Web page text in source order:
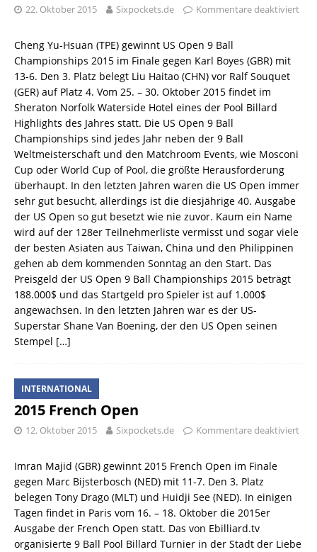
22. Oktober 2015 Sixpockets.de Kommentare deaktiviert
Cheng Yu-Hsuan (TPE) gewinnt US Open 9 Ball
Championships 2015 im Finale gegen Karl Boyes (GBR) mit
13-6. Den 3. Platz belegt Liu Haitao (CHN) vor Ralf Souquet
(GER) auf Platz 4. Vom 25. – 30. Oktober 2015 findet im
Sheraton Norfolk Waterside Hotel eines der Pool Billard
Highlights des Jahres statt. Die US Open 9 Ball
Championships sind jedes Jahr neben der 9 Ball
Weltmeisterschaft und den Matchroom Events, wie Mosconi
Cup oder World Cup of Pool, die größte Herausforderung
überhaupt. In den letzten Jahren waren die US Open immer
sehr gut besucht, allerdings ist die diesjährige 40. Ausgabe
der US Open so gut besetzt wie nie zuvor. Kaum ein Name
wird auf der 128er Teilnehmerliste vermisst und sogar viele
der besten Asiaten aus Taiwan, China und den Philippinen
gehen ab dem kommenden Sonntag an den Start. Das
Preisgeld der US Open 9 Ball Championships 2015 beträgt
188.000$ und das Startgeld pro Spieler ist auf 1.000$
angewachsen. In den letzten Jahren war es der US-
Superstar Shane Van Boening, der den US Open seinen
Stempel […]
INTERNATIONAL
2015 French Open
12. Oktober 2015 Sixpockets.de Kommentare deaktiviert
Imran Majid (GBR) gewinnt 2015 French Open im Finale
gegen Marc Bijsterbosch (NED) mit 11-7. Den 3. Platz
belegen Tony Drago (MLT) und Huidji See (NED). In einigen
Tagen findet in Paris vom 16. – 18. Oktober die 2015er
Ausgabe der French Open statt. Das von Ebilliard.tv
organisierte 9 Ball Pool Billard Turnier in der Stadt der Liebe